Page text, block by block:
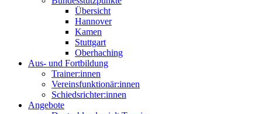
Übersicht
Hannover
Kamen
Stuttgart
Oberhaching
Aus- und Fortbildung
Trainer:innen
Vereinsfunktionär:innen
Schiedsrichter:innen
Angebote